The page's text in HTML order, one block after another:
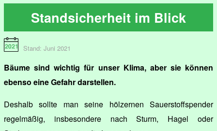
Standsicherheit im Blick
Stand: Juni 2021
Bäume sind wichtig für unser Klima, aber sie können
ebenso eine Gefahr darstellen.
Deshalb sollte man seine hölzernen Sauerstoffspender
regelmäßig, insbesondere nach Sturm, Hagel oder